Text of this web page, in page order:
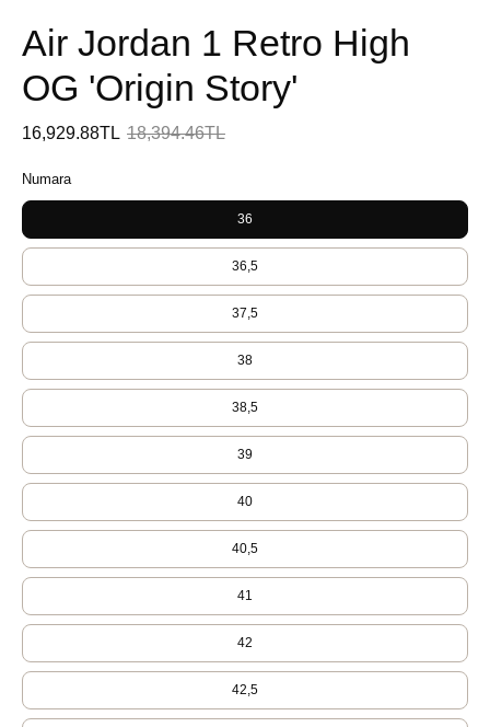
Air Jordan 1 Retro High
OG 'Origin Story'
16,929.88TL 18,394.46TL
Numara
36
36,5
37,5
38
38,5
39
40
40,5
41
42
42,5